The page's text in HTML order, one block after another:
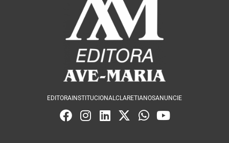
EDITORA INSTITUCIONALCLARETIANOSANUNCIE